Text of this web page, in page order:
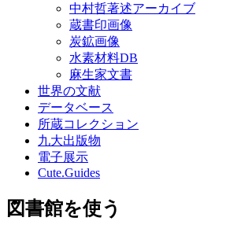
中村哲著述アーカイブ
蔵書印画像
炭鉱画像
水素材料DB
麻生家文書
世界の文献
データベース
所蔵コレクション
九大出版物
電子展示
Cute.Guides
図書館を使う